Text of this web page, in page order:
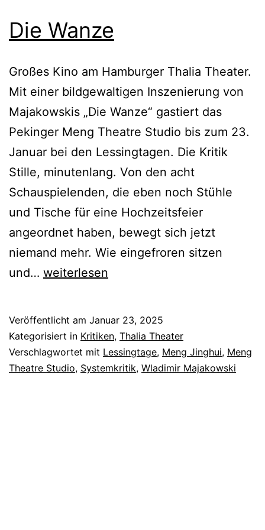
Die Wanze
Großes Kino am Hamburger Thalia Theater.
Mit einer bildgewaltigen Inszenierung von
Majakowskis „Die Wanze“ gastiert das
Pekinger Meng Theatre Studio bis zum 23.
Januar bei den Lessingtagen. Die Kritik
Stille, minutenlang. Von den acht
Schauspielenden, die eben noch Stühle
und Tische für eine Hochzeitsfeier
angeordnet haben, bewegt sich jetzt
niemand mehr. Wie eingefroren sitzen
und… Die
weiterlesen
Veröffentlicht am Januar 23, 2025
Kategorisiert in Kritiken, Thalia Theater
Verschlagwortet mit Lessingtage, Meng Jinghui, Meng
Theatre Studio, Systemkritik, Wladimir Majakowski